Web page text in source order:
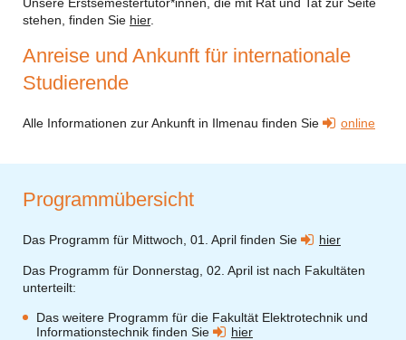
stehen, finden Sie hier.
Anreise und Ankunft für internationale
Studierende
Alle Informationen zur Ankunft in Ilmenau finden Sie online
Programmübersicht
Das Programm für Mittwoch, 01. April finden Sie hier
Das Programm für Donnerstag, 02. April ist nach Fakultäten
unterteilt:
Das weitere Programm für die Fakultät Elektrotechnik und
Informationstechnik finden Sie
hier